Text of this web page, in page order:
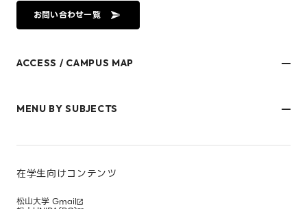
お問い合わせ一覧
ACCESS / CAMPUS MAP
御幸キャンパス(運動施設)
キャンパスマップ
MENU BY SUBJECTS
在学生・保護者のみなさま
研究者・企業のみなさま
在学生向けコンテンツ
松山大学 Gmail